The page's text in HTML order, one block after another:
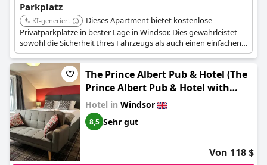
Parkplatz
KI-generiert
Dieses Apartment bietet kostenlose
Privatparkplätze in bester Lage in Windsor. Dies gewährleistet
sowohl die Sicherheit Ihres Fahrzeugs als auch einen einfachen
Zugang zu den Annehmlichkeiten und Attraktionen der Stadt.
The Prince Albert Pub & Hotel (The
Prince Albert Pub & Hotel with
onsite FREE PARKING 2 minutes
from Legoland)
Hotel in Windsor
8,5 Sehr gut
Von 118 $